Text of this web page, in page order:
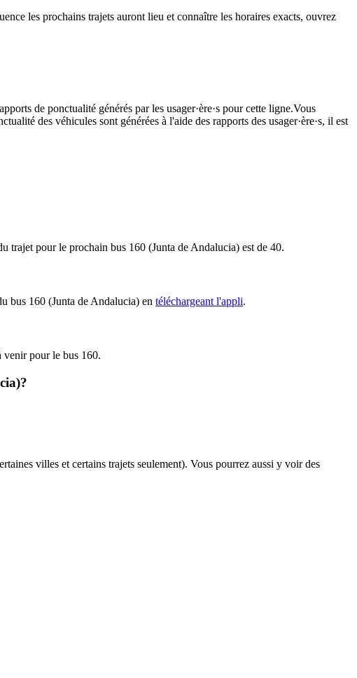
les prochains trajets auront lieu et connaître les horaires exacts, ouvrez
de ponctualité générés par les usager·ère·s pour cette ligne.Vous
des véhicules sont générées à l'aide des rapports des usager·ère·s, il est
pour le prochain bus 160 (Junta de Andalucia) est de 40.
bus 160 (Junta de Andalucia) en téléchargeant l'appli.
venir pour le bus 160.
villes et certains trajets seulement). Vous pourrez aussi y voir des